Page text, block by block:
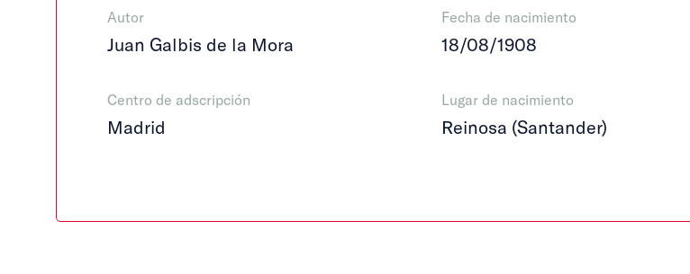
Autor
Juan Galbis de la Mora
Centro de adscripción
Madrid
Fecha de nacimiento
18/08/1908
Lugar de nacimiento
Reinosa (Santander)